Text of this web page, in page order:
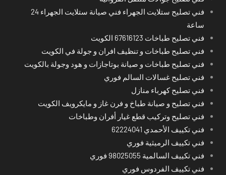
فني تصليح ستلايت الجهراء فني صيانة ستلايت الجهراء 24
ساعة
فني تصليح طباخات 67616123 الكويت
فني تصليح طباخات و تنظيف افران و جولة في الكويت
فني تصليح طباخات و صيانة بوتاجازات و هود وجولة بالكويت
فني تصليح غسالات السالم فوري
فني تصليح كهرباء منازل
فني تصليح و صيانة طباخ و فرن غاز و مايكرويف الكويت
فني تصليح وتركيب قطع غيار أفران وطباخات
فني تكييف الأحمدي 62224041
فني تكييف الرميثية فوري
فني تكييف السالمية 98025055 فوري
فني تكييف الفردوس فوري